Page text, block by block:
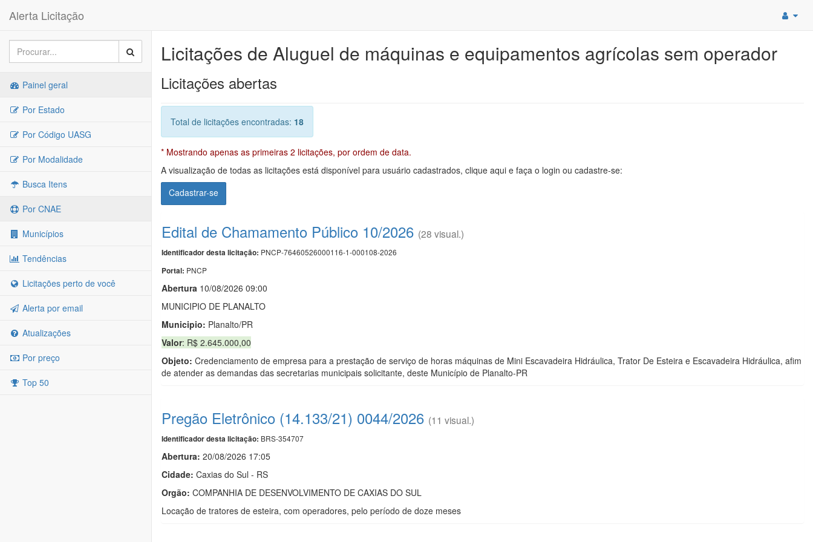
Alerta Licitação
Painel geral
Por Estado
Por Código UASG
Por Modalidade
Busca Itens
Por CNAE
Municípios
Tendências
Licitações perto de você
Alerta por email
Atualizações
Por preço
Top 50
Licitações de Aluguel de máquinas e equipamentos agrícolas sem operador
Licitações abertas
Total de licitações encontradas: 18
* Mostrando apenas as primeiras 2 licitações, por ordem de data.
A visualização de todas as licitações está disponível para usuário cadastrados, clique aqui e faça o login ou cadastre-se:
Cadastrar-se
Edital de Chamamento Público 10/2026 (28 visual.)
Identificador desta licitação: PNCP-76460526000116-1-000108-2026
Portal: PNCP
Abertura 10/08/2026 09:00
MUNICIPIO DE PLANALTO
Municipio: Planalto/PR
Valor: R$ 2.645.000,00
Objeto: Credenciamento de empresa para a prestação de serviço de horas máquinas de Mini Escavadeira Hidráulica, Trator De Esteira e Escavadeira Hidráulica, afim
de atender as demandas das secretarias municipais solicitante, deste Município de Planalto-PR
Pregão Eletrônico (14.133/21) 0044/2026 (11 visual.)
Identificador desta licitação: BRS-354707
Abertura: 20/08/2026 17:05
Cidade: Caxias do Sul - RS
Orgão: COMPANHIA DE DESENVOLVIMENTO DE CAXIAS DO SUL
Locação de tratores de esteira, com operadores, pelo período de doze meses